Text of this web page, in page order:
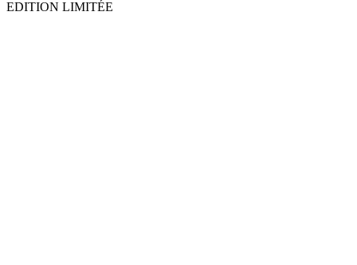
EDITION LIMITÉE